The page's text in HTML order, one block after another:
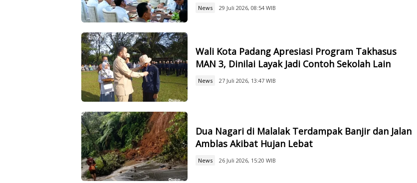
News 29 Juli 2026, 08:54 WIB
Wali Kota Padang Apresiasi Program Takhasus
MAN 3, Dinilai Layak Jadi Contoh Sekolah Lain
News 27 Juli 2026, 13:47 WIB
Dua Nagari di Malalak Terdampak Banjir dan Jalan
Amblas Akibat Hujan Lebat
News 26 Juli 2026, 15:20 WIB